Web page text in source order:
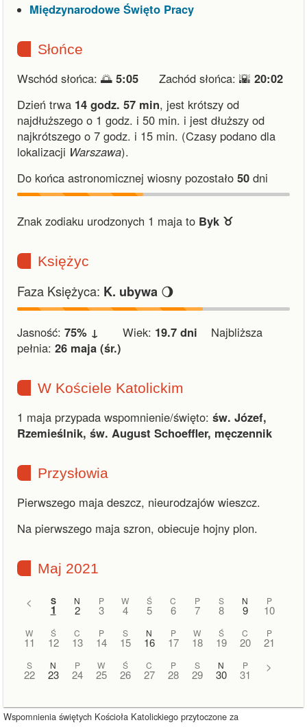
Międzynarodowe Święto Pracy
Słońce
Wschód słońca: 🌅 5:05 Zachód słońca: 🌇 20:02
Dzień trwa 14 godz. 57 min, jest krótszy od
najdłuższego o 1 godz. i 50 min. i jest dłuższy od
najkrótszego o 7 godz. i 15 min. (Czasy podano dla
lokalizacji Warszawa).
Do końca astronomicznej wiosny pozostało 50 dni
Znak zodiaku urodzonych 1 maja to Byk ♉︎
Księżyc
Faza Księżyca: K. ubywa 🌖
Jasność: 75% ↓ Wiek: 19.7 dni Najbliższa
pełnia: 26 maja (śr.)
W Kościele Katolickim
1 maja przypada wspomnienie/święto: św. Józef,
Rzemieślnik, św. August Schoeffler, męczennik
Przysłowia
Pierwszego maja deszcz, nieurodzajów wieszcz.
Na pierwszego maja szron, obiecuje hojny plon.
Maj 2021
< S
1
N
2
P
3
W
4
Ś
5
C
6
P
7
S
8
N
9
P
10
W
11
Ś
12
C
13
P
14
S
15
N
16
P
17
W
18
Ś
19
C
20
P
21
S
22
N
23
P
24
W
25
Ś
26
C
27
P
28
S
29
N
30
P
31
>
Wspomnienia świętych Kościoła Katolickiego przytoczone za